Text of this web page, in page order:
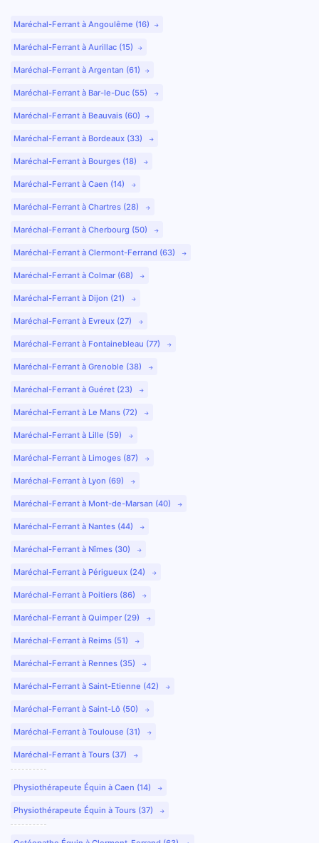
Maréchal-Ferrant à Angoulême (16)
Maréchal-Ferrant à Aurillac (15)
Maréchal-Ferrant à Argentan (61)
Maréchal-Ferrant à Bar-le-Duc (55)
Maréchal-Ferrant à Beauvais (60)
Maréchal-Ferrant à Bordeaux (33)
Maréchal-Ferrant à Bourges (18)
Maréchal-Ferrant à Caen (14)
Maréchal-Ferrant à Chartres (28)
Maréchal-Ferrant à Cherbourg (50)
Maréchal-Ferrant à Clermont-Ferrand (63)
Maréchal-Ferrant à Colmar (68)
Maréchal-Ferrant à Dijon (21)
Maréchal-Ferrant à Evreux (27)
Maréchal-Ferrant à Fontainebleau (77)
Maréchal-Ferrant à Grenoble (38)
Maréchal-Ferrant à Guéret (23)
Maréchal-Ferrant à Le Mans (72)
Maréchal-Ferrant à Lille (59)
Maréchal-Ferrant à Limoges (87)
Maréchal-Ferrant à Lyon (69)
Maréchal-Ferrant à Mont-de-Marsan (40)
Maréchal-Ferrant à Nantes (44)
Maréchal-Ferrant à Nîmes (30)
Maréchal-Ferrant à Périgueux (24)
Maréchal-Ferrant à Poitiers (86)
Maréchal-Ferrant à Quimper (29)
Maréchal-Ferrant à Reims (51)
Maréchal-Ferrant à Rennes (35)
Maréchal-Ferrant à Saint-Etienne (42)
Maréchal-Ferrant à Saint-Lô (50)
Maréchal-Ferrant à Toulouse (31)
Maréchal-Ferrant à Tours (37)
Physiothérapeute Équin à Caen (14)
Physiothérapeute Équin à Tours (37)